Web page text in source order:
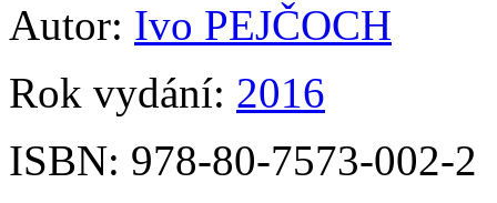
Autor: Ivo PEJČOCH
Rok vydání: 2016
ISBN: 978-80-7573-002-2